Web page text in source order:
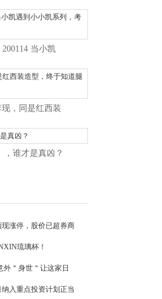
200114 当小凯
现，同是红西装
，谁才是真凶？
涨停，股价已超券商
琉璃杯！
＂身世＂让这家日
入重点投资计划正当